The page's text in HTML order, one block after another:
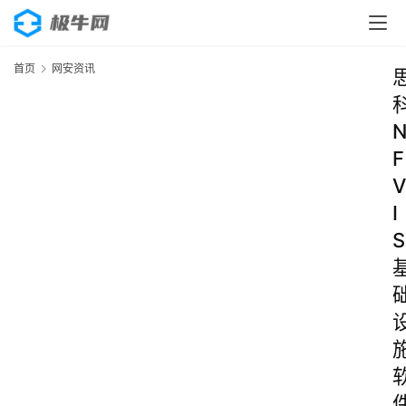
首页 网安资讯
N
F
V
I
S